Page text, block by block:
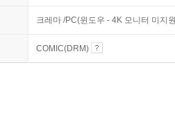
크레마 /PC(윈도우 - 4K 모니터 미지
COMIC(DRM)